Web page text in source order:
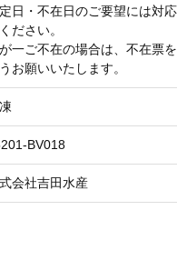
日・不在日のご要望には対
ださい。
一ご不在の場合は、不在票
お願いいたします。
BV018
会社吉田水産